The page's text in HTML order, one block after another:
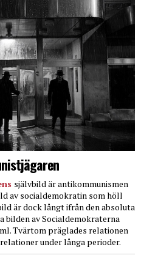
självbild är antikommunismen
av socialdemokratin som höll
är dock långt ifrån den absoluta
av Socialdemokraterna
Tvärtom präglades relationen
under långa perioder.